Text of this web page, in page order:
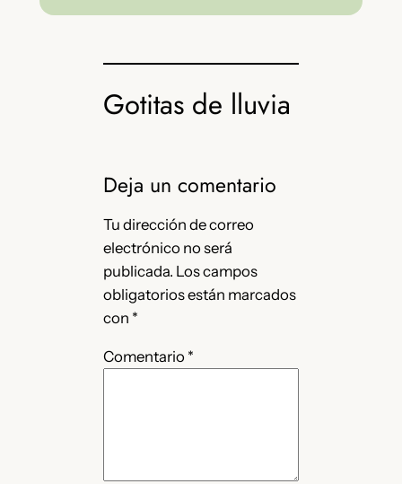
Gotitas de lluvia
Deja un comentario
Tu dirección de correo
electrónico no será
publicada. Los campos
obligatorios están marcados
con *
Comentario *